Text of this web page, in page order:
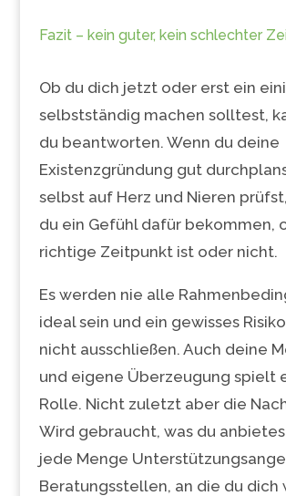
Fazit – kein guter, kein schlechter
Ob du dich jetzt oder erst ein
selbstständig machen solltest,
du beantworten. Wenn du deine
Existenzgründung gut
selbst auf Herz und Nieren
du ein Gefühl dafür bekommen,
richtige Zeitpunkt ist oder nicht.
Es werden nie alle
ideal sein und ein gewisses
nicht ausschließen. Auch deine
und eigene Überzeugung spielt
Rolle. Nicht zuletzt aber die
Wird gebraucht, was du
jede Menge
Beratungsstellen, an die du dich